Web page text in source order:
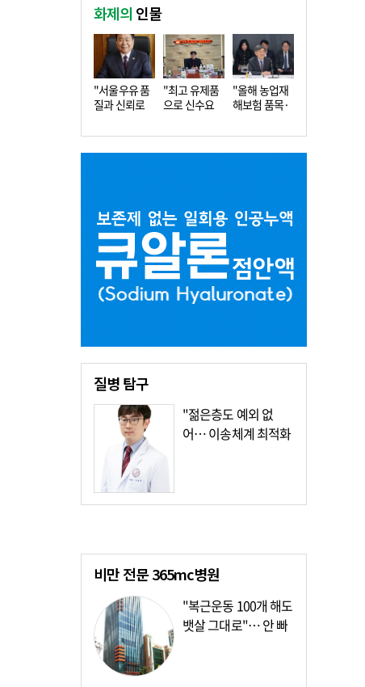
화제의 인물
"서울우유 품
질과 신뢰로
"최고 유제품
으로 신수요
"올해 농업재
해보험 품목·
질병탐구
"젊은층도 예외 없
어… 이송체계 최적화
비만 전문365mc병원
"복근운동 100개 해도
뱃살 그대로"… 안 빠